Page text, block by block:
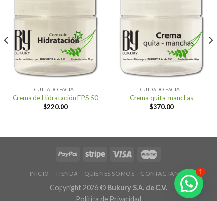
CUIDADO FACIAL
Crema de Hidratación FPS 50
$220.00
CUIDADO FACIAL
Crema quita-manchas
$370.00
INICIO TIENDA QUIENES SOMOS CONTACTANOS
Copyright 2026 © Bukury S.A. de C.V.
Politica de Privacidad
1